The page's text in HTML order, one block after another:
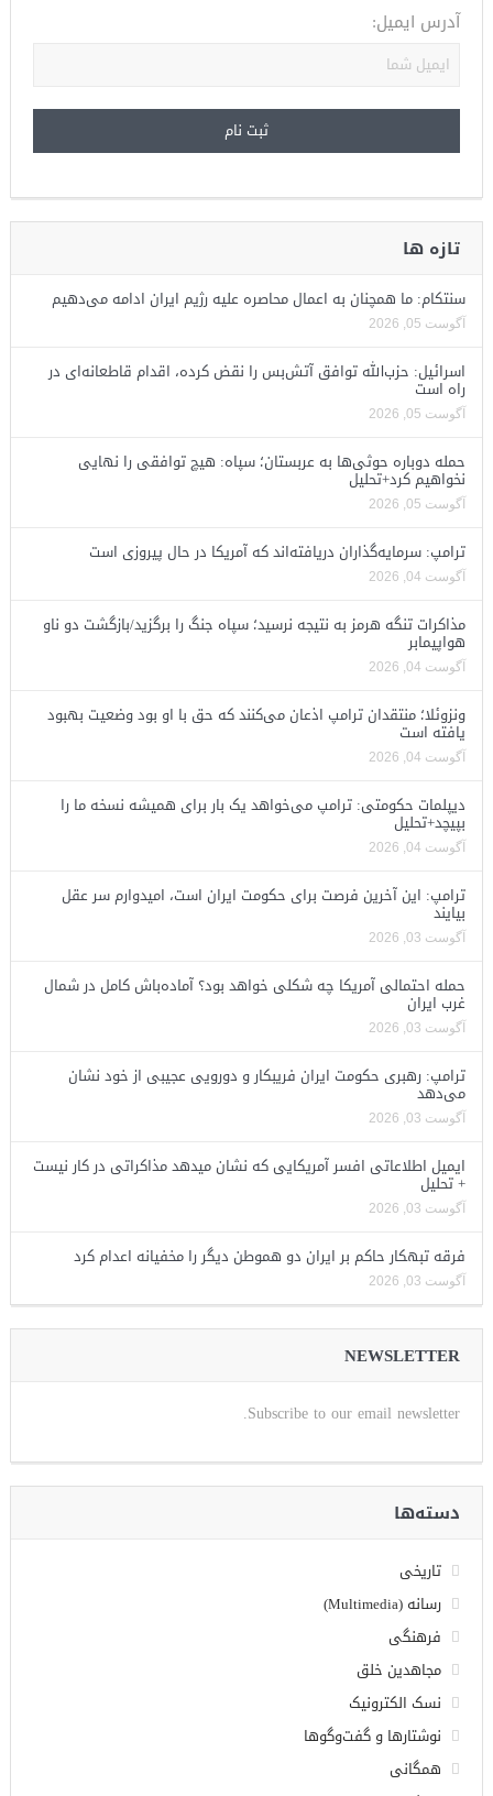
آدرس ایمیل:
تازه ها
سنتکام: ما همچنان به اعمال محاصره علیه رژیم ایران ادامه می‌دهیم
آگوست 05, 2026
اسرائیل: حزب‌الله توافق آتش‌بس را نقض کرده، اقدام قاطعانه‌ای در
راه است
آگوست 05, 2026
حمله دوباره حوثی‌ها به عربستان؛ سپاه: هیچ توافقی را نهایی
نخواهیم کرد+تحلیل
آگوست 05, 2026
ترامپ: سرمایه‌گذاران دریافته‌اند که آمریکا در حال پیروزی است
آگوست 04, 2026
مذاکرات تنگه هرمز به نتیجه نرسید؛ سپاه جنگ را برگزید/بازگشت دو ناو
هواپیمابر
آگوست 04, 2026
ونزوئلا؛ منتقدان ترامپ اذعان می‌کنند که حق با او بود وضعیت بهبود
یافته است
آگوست 04, 2026
دیپلمات حکومتی: ترامپ می‌خواهد یک بار برای همیشه نسخه ما را
بپیچد+تحلیل
آگوست 04, 2026
ترامپ: این آخرین فرصت برای حکومت ایران است، امیدوارم سر عقل
بیایند
آگوست 03, 2026
حمله احتمالی آمریکا چه شکلی خواهد بود؟ آماده‌باش کامل در شمال
غرب ایران
آگوست 03, 2026
ترامپ: رهبری حکومت ایران فریبکار و دورویی عجیبی از خود نشان
می‌دهد
آگوست 03, 2026
ایمیل اطلاعاتی افسر آمریکایی که نشان میدهد مذاکراتی در کار نیست
+ تحلیل
آگوست 03, 2026
فرقه تبهکار حاکم بر ایران دو هموطن دیگر را مخفیانه اعدام کرد
آگوست 03, 2026
NEWSLETTER
Subscribe to our email newsletter.
دسته‌ها
تاریخی
رسانه (Multimedia)
فرهنگی
مجاهدین خلق
نسک الکترونیک
نوشتارها و گفت‌وگوها
همگانی